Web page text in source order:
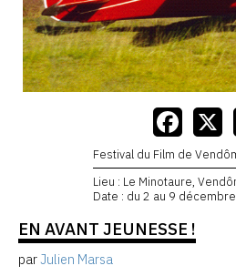
Festival du Film de
Lieu : Le Minotaure,
Date : du 2 au 9
EN AVANT JEUNESSE !
parJulien Marsa